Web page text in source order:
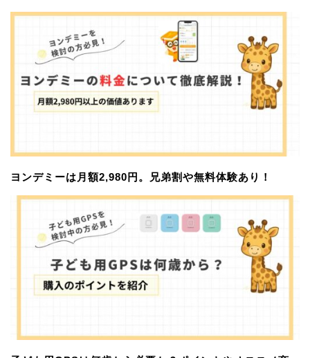
ヨンデミーは月額2,980円。兄弟割や無料体験あり！